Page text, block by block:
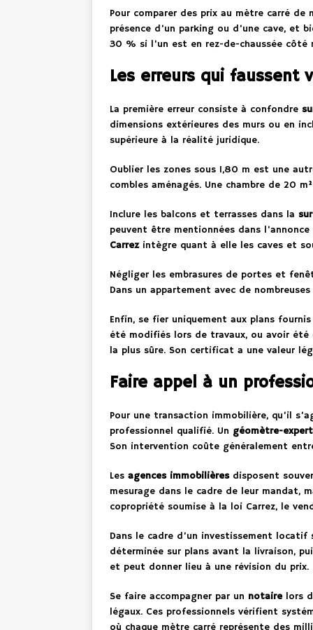
Pour comparer des prix au mètre carré
présence d’un parking ou d’une cave,
30 % si l’un est en rez-de-chaussée
Les erreurs qui faussent
La première erreur consiste à confondre
dimensions extérieures des murs ou en
supérieure à la réalité juridique.
Oublier les zones sous 1,80 m est une
combles aménagés. Une chambre de 20
Inclure les balcons et terrasses dans la
peuvent être mentionnées dans
Carrezintègre quant à elle les caves et
Négliger les embrasures de portes et
Dans un appartement avec de
Enfin, se fier uniquement aux plans
été modifiés lors de travaux, ou avoir
la plus sûre. Son certificat a une valeur
Faire appel à un
Pour une transaction immobilière, qu’il
professionnel qualifié. Un géomètre-expert
Son intervention coûte généralement
Les agences immobilièresdisposent
mesurage dans le cadre de leur mandat,
copropriété soumise à la loi Carrez, le
Dans le cadre d’un investissement
déterminée sur plans avant la livraison,
et peut donner lieu à une révision du prix.
Se faire accompagner par un notairelors
légaux. Ces professionnels vérifient
où chaque mètre carré représente des